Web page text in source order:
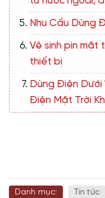
Nhu Cầu Dùng
Vệ sinh pin mặt
thiết bị
Dùng Điện
Điện Mặt Trời
Danh mục: Tin tức